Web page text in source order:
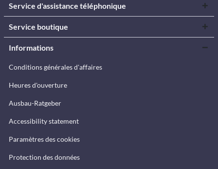
Service d'assistance téléphonique
Service boutique
Informations
Conditions générales d'affaires
Heures d'ouverture
Ausbau-Ratgeber
Accessibility statement
Paramètres des cookies
Protection des données